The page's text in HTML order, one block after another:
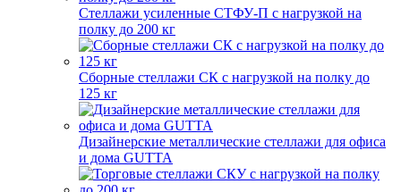
Стеллажи усиленные СТФУ-П с нагрузкой на
полку до 200 кг
Сборные стеллажи СК с нагрузкой на полку до
125 кг
Дизайнерские металлические стеллажи для офиса
и дома GUTTA